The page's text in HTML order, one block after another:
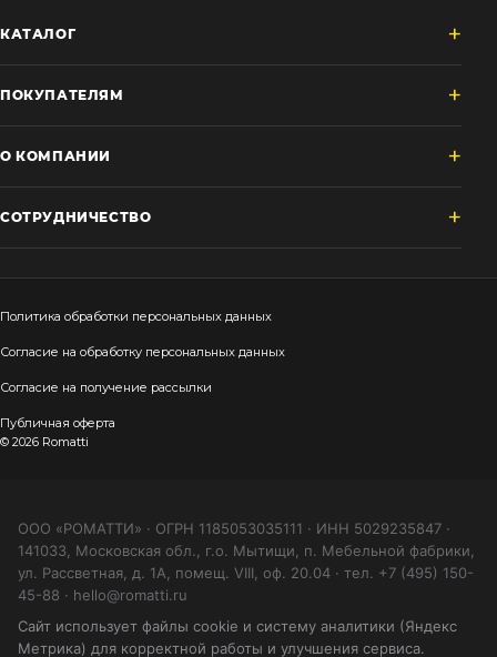
КАТАЛОГ
ПОКУПАТЕЛЯМ
О КОМПАНИИ
СОТРУДНИЧЕСТВО
Политика обработки персональных данных
Согласие на обработку персональных данных
Согласие на получение рассылки
Публичная оферта
© 2026 Romatti
ООО «РОМАТТИ» · ОГРН 1185053035111 · ИНН 5029235847 ·
141033, Московская обл., г.о. Мытищи, п. Мебельной фабрики,
ул. Рассветная, д. 1А, помещ. VIII, оф. 20.04 · тел. +7 (495) 150-
45-88 · hello@romatti.ru
Сайт использует файлы cookie и систему аналитики (Яндекс
Метрика) для корректной работы и улучшения сервиса.